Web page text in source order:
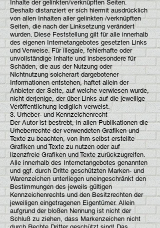
Inhalte der gelinkten/verknüpften Seiten.
Deshalb distanziert er sich hiermit ausdrücklich
von allen Inhalten aller gelinkten /verknüpften
Seiten, die nach der Linksetzung verändert
wurden. Diese Feststellung gilt für alle innerhalb
des eigenen Internetangebotes gesetzten Links
und Verweise. Für illegale, fehlerhafte oder
unvollständige Inhalte und insbesondere für
Schäden, die aus der Nutzung oder
Nichtnutzung solcherart dargebotener
Informationen entstehen, haftet allein der
Anbieter der Seite, auf welche verwiesen wurde,
nicht derjenige, der über Links auf die jeweilige
Veröffentlichung lediglich verweist.
3. Urheber- und Kennzeichenrecht
Der Autor ist bestrebt, in allen Publikationen die
Urheberrechte der verwendeten Grafiken und
Texte zu beachten, von ihm selbst erstellte
Grafiken und Texte zu nutzen oder auf
lizenzfreie Grafiken und Texte zurückzugreifen.
Alle innerhalb des Internetangebotes genannten
und ggf. durch Dritte geschützten Marken- und
Warenzeichen unterliegen uneingeschränkt den
Bestimmungen des jeweils gültigen
Kennzeichenrechts und den Besitzrechten der
jeweiligen eingetragenen Eigentümer. Allein
aufgrund der bloßen Nennung ist nicht der
Schluß zu ziehen, dass Markenzeichen nicht